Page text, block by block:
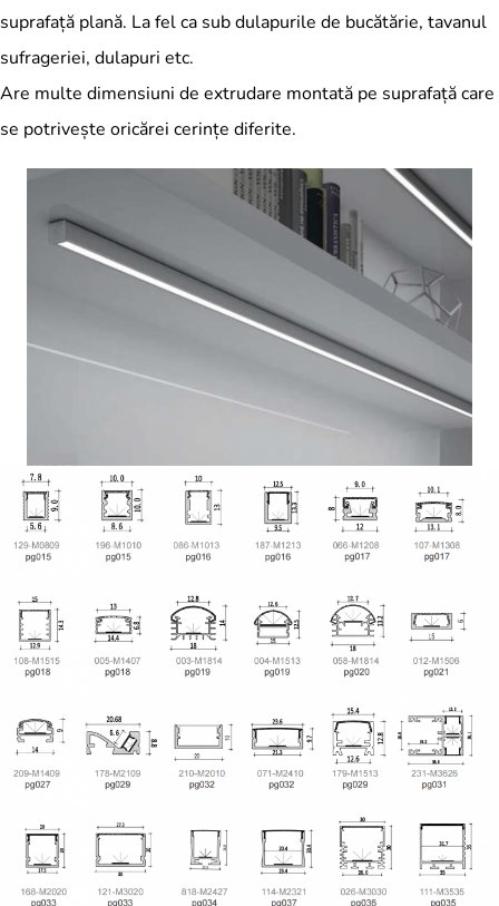
suprafață plană. La fel ca sub dulapurile de bucătărie, tavanul
sufrageriei, dulapuri etc.
Are multe dimensiuni de extrudare montată pe suprafață care
se potrivește oricărei cerințe diferite.